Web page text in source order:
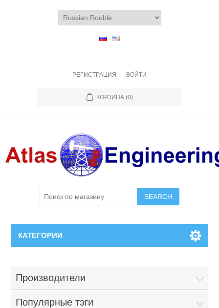
РЕГИСТРАЦИЯ ВОЙТИ
КОРЗИНА (0)
КАТЕГОРИИ
Производители
Популярные тэги